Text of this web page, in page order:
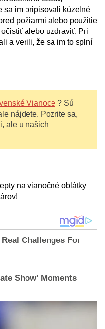
sa im pripisovali kúzelné
požiarmi alebo použitie
alebo uzdraviť. Pri
a verili, že sa im to splní
Vianoce ? Sú
nájdete. Pozrite sa,
ale u našich
na vianočné oblátky